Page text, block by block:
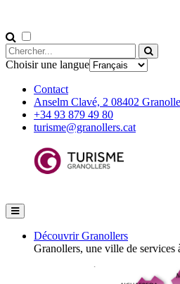
Choisir une langue
Contact
Anselm Clavé, 2 08402
+34 93 879 49 80
turisme@granollers.cat
Découvrir Granollers
Granollers, une ville de services